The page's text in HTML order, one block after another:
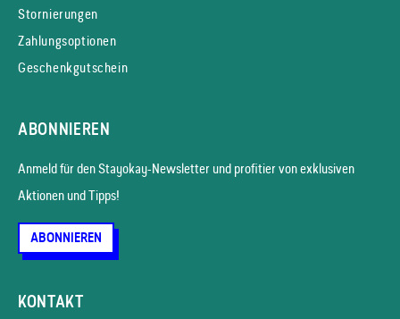
Stornierungen
Zahlungsoptionen
Geschenkgutschein
ABONNIEREN
Anmeld für den Stayokay-News­letter und profitier von exklusiven
Aktionen und Tipps!
ABONNIEREN
KONTAKT